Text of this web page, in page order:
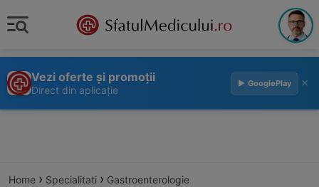
Vezi oferte și promoții
Direct din aplicație
▶ GooglePlay ×
Home › Specialitati › Gastroenterologie